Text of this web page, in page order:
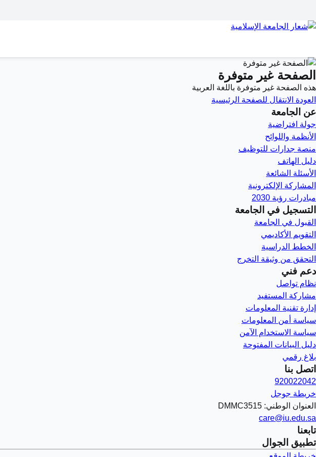
الصفحة غير متوفرة
هذه الصفحة غير متوفرة باللغة العربية
العودة الانتقال للصفحة الرئيسية
عن الجامعة
جولة افتراضية
الأنظمة واللوائح
منصة جدارات للتوظيف
دليل الهاتف
الأسئلة الشائعة
المشاركة الإلكترونية
مبادرات رؤية 2030
التسجيل في الجامعة
القبول في الجامعة
التقويم الأكاديمي
الخطط الدراسية
التحقق من وثيقة التخرج
دعم فني
نظام تواصل
مشاركة المستفيد
إدارة تقنية المعلومات
سياسة أمن المعلومات
سياسة الاستخدام الآمن
دليل البيانات المفتوحة
بلاغ رقمي
اتصل بنا
920022042
خريطة جوجل
العنوان الوطني: DMMC3515
care@iu.edu.sa
تابعنا
تطبيق الجوال